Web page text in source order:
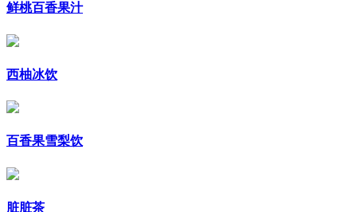
鲜桃百香果汁
西柚冰饮
百香果雪梨饮
脏脏茶